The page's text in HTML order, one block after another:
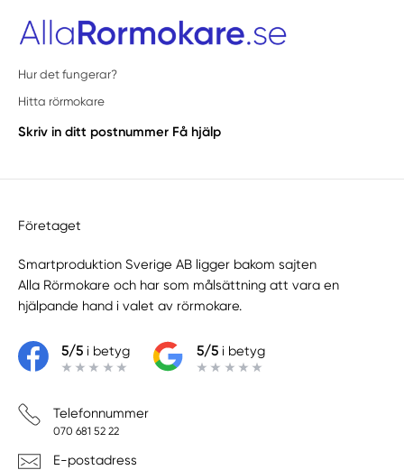
Hur det fungerar?
Hitta rörmokare
Skriv in ditt postnummer Få hjälp
Företaget
Smartproduktion Sverige AB ligger bakom sajten
Alla Rörmokare och har som målsättning att vara en
hjälpande hand i valet av rörmokare.
5/5i betyg 5/5i betyg
Telefonnummer
070 681 52 22
E-postadress